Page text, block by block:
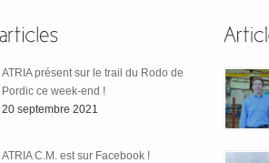
ATRIA présent sur le trail du Rodo de
Pordic ce week-end !
20 septembre 2021
ATRIA C.M. est sur Facebook !